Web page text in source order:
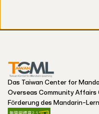
Das Taiwan Center for
Overseas Community
Förderung des Mandarin-